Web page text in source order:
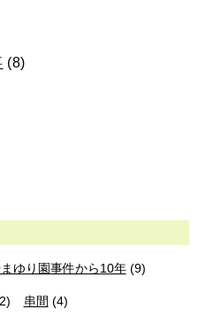
(8)
ゆり園事件から10年(9)
串間 (4)